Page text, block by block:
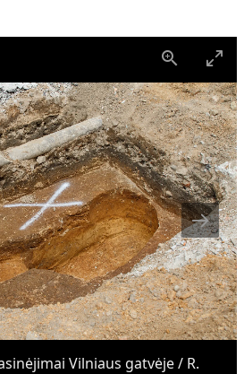
Vilniaus gatvėje / R.